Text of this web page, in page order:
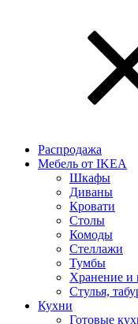
Распродажа
Мебель от IKEA
Шкафы
Диваны
Кровати
Столы
Комоды
Стеллажи
Тумбы
Хранение и
Стулья,
Кухни
Готовые